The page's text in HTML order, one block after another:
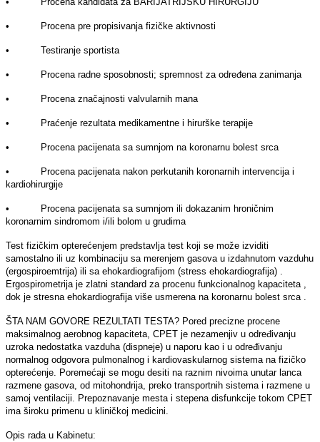
• Procena pre propisivanja fizičke aktivnosti
• Testiranje sportista
• Procena radne sposobnosti; spremnost za određena zanimanja
• Procena značajnosti valvularnih mana
• Praćenje rezultata medikamentne i hirurške terapije
• Procena pacijenata sa sumnjom na koronarnu bolest srca
• Procena pacijenata nakon perkutanih koronarnih intervencija i
kardiohirurgije
• Procena pacijenata sa sumnjom ili dokazanim hroničnim
koronarnim sindromom i/ili bolom u grudima
Test fizičkim opterećenjem predstavlјa test koji se može izviditi
samostalno ili uz kombinaciju sa merenjem gasova u izdahnutom vazduhu
(ergospiroemtrija) ili sa ehokardiografijom (stress ehokardiografija) .
Ergospirometrija je zlatni standard za procenu funkcionalnog kapaciteta ,
dok je stresna ehokardiografija više usmerena na koronarnu bolest srca .
ŠTA NAM GOVORE REZULTATI TESTA? Pored precizne procene
maksimalnog aerobnog kapaciteta, CPET je nezamenjiv u određivanju
uzroka nedostatka vazduha (dispneje) u naporu kao i u određivanju
normalnog odgovora pulmonalnog i kardiovaskularnog sistema na fizičko
opterećenje. Poremećaji se mogu desiti na raznim nivoima unutar lanca
razmene gasova, od mitohondrija, preko transportnih sistema i razmene u
samoj ventilaciji. Prepoznavanje mesta i stepena disfunkcije tokom CPET
ima široku primenu u kliničkoj medicini.
Opis rada u Kabinetu: